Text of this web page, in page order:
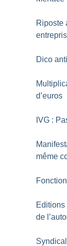
Riposte
Dico
d’euros
IVG :
même
Editions
de